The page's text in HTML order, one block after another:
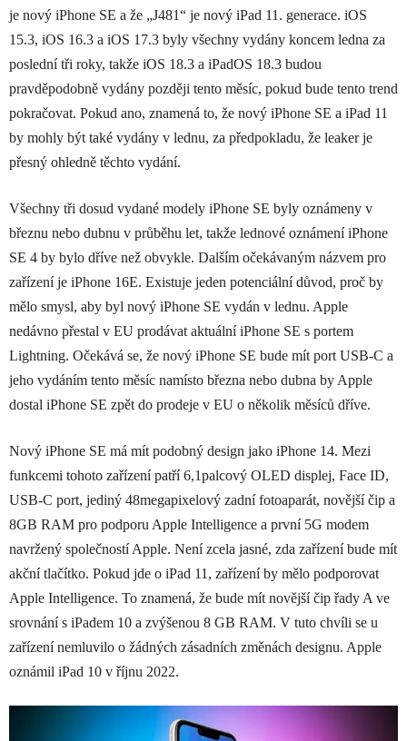
je nový iPhone SE a že „J481“ je nový iPad 11. generace. iOS
15.3, iOS 16.3 a iOS 17.3 byly všechny vydány koncem ledna za
poslední tři roky, takže iOS 18.3 a iPadOS 18.3 budou
pravděpodobně vydány později tento měsíc, pokud bude tento trend
pokračovat. Pokud ano, znamená to, že nový iPhone SE a iPad 11
by mohly být také vydány v lednu, za předpokladu, že leaker je
přesný ohledně těchto vydání.
Všechny tři dosud vydané modely iPhone SE byly oznámeny v
březnu nebo dubnu v průběhu let, takže lednové oznámení iPhone
SE 4 by bylo dříve než obvykle. Dalším očekávaným názvem pro
zařízení je iPhone 16E. Existuje jeden potenciální důvod, proč by
mělo smysl, aby byl nový iPhone SE vydán v lednu. Apple
nedávno přestal v EU prodávat aktuální iPhone SE s portem
Lightning. Očekává se, že nový iPhone SE bude mít port USB-C a
jeho vydáním tento měsíc namísto března nebo dubna by Apple
dostal iPhone SE zpět do prodeje v EU o několik měsíců dříve.
Nový iPhone SE má mít podobný design jako iPhone 14. Mezi
funkcemi tohoto zařízení patří 6,1palcový OLED displej, Face ID,
USB-C port, jediný 48megapixelový zadní fotoaparát, novější čip a
8GB RAM pro podporu Apple Intelligence a první 5G modem
navržený společností Apple. Není zcela jasné, zda zařízení bude mít
akční tlačítko. Pokud jde o iPad 11, zařízení by mělo podporovat
Apple Intelligence. To znamená, že bude mít novější čip řady A ve
srovnání s iPadem 10 a zvýšenou 8 GB RAM. V tuto chvíli se u
zařízení nemluvilo o žádných zásadních změnách designu. Apple
oznámil iPad 10 v říjnu 2022.